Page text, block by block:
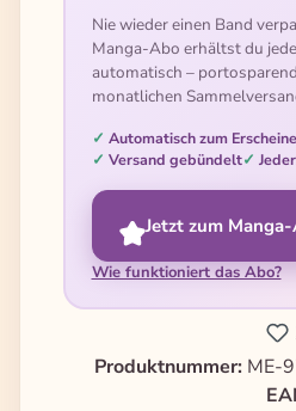
Nie wieder einen Band
Manga-Abo erhältst du
automatisch –
monatlichen
Automatisch zum
Versand gebündelt
Jetzt zum
Wie funktioniert das Abo?
Produktnummer: ME-